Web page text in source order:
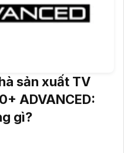
sản xuất TV
ADVANCED:
gì?